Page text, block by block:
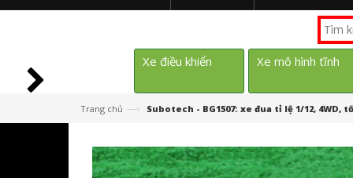
Xe điều khiển Xe mô hình tĩnh
Trang chủ —› Subotech - BG1507: xe đua tỉ lệ 1/12, 4WD,